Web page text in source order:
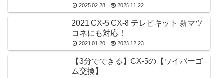
2025.02.28 2025.11.22
2021 CX-5 CX-8 テレビキット 新マツ
コネにも対応！
2021.01.20 2023.12.23
【3分でできる】CX-5の【ワイパーゴ
ム交換】